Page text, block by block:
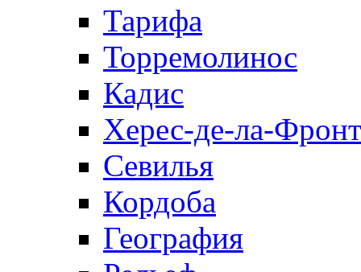
Тарифа
Торремолинос
Кадис
Херес-де-ла-
Севилья
Кордоба
География